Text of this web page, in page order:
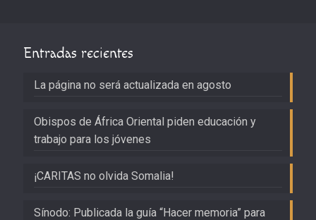
Entradas recientes
La página no será actualizada en agosto
Obispos de África Oriental piden educación y
trabajo para los jóvenes
¡CARITAS no olvida Somalia!
Sínodo: Publicada la guía “Hacer memoria” para